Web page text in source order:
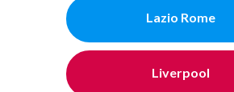
Lazio Rome
Liverpool